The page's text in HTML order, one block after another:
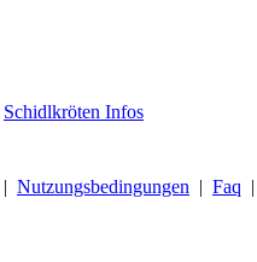
Schidlkröten Infos
| Nutzungsbedingungen | Faq